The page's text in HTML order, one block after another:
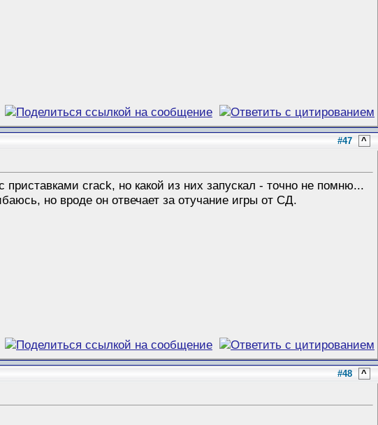
#47 ^
crack, но какой из них запускал - точно не помню...
но вроде он отвечает за отучание игры от СД.
#48 ^